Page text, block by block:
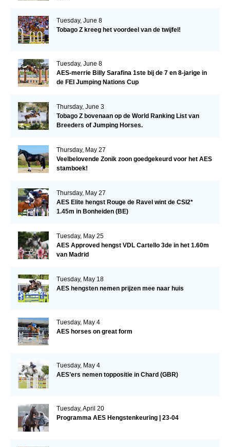
Tuesday, June 8
Tobago Z kreeg het voordeel van de twijfel!
Tuesday, June 8
AES-merrie Billy Sarafina 1ste bij de 7 en 8-jarige in
de FEI Jumping Nations Cup
Thursday, June 3
Tobago Z bovenaan op de World Ranking List van
Breeders of Jumping Horses.
Thursday, May 27
Veelbelovende Zonik zoon goedgekeurd voor het AES
stamboek!
Thursday, May 27
AES Elite hengst Rouge de Ravel wint de CSI2*
1.45m in Bonheiden (BE)
Tuesday, May 25
AES Approved hengst VDL Cartello 3de in het 1.60m
van Madrid
Tuesday, May 18
AES hengsten nemen prijzen mee naar huis
Tuesday, May 4
AES horses on great form
Tuesday, May 4
AES’ers nemen toppositie in Chard (GBR)
Tuesday, April 20
Programma AES Hengstenkeuring | 23-04